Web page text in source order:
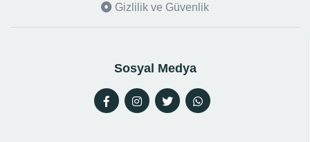
Gizlilik ve Güvenlik
Sosyal Medya